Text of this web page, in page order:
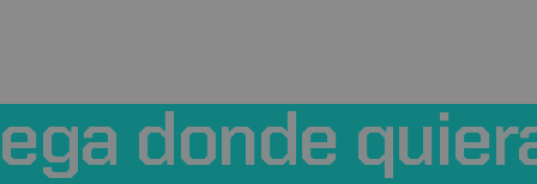
donde